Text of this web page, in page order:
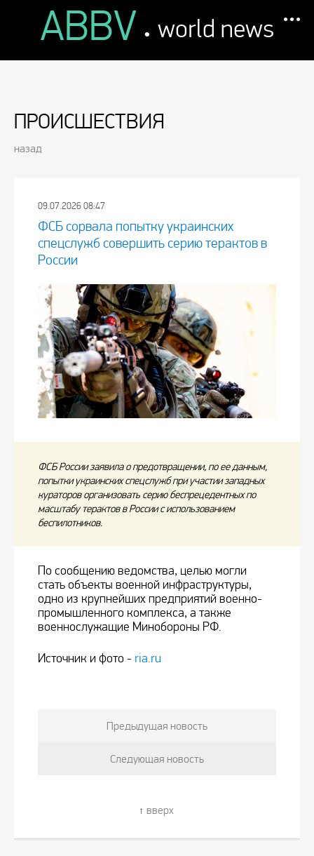
ABBV . world news
ПРОИСШЕСТВИЯ
назад
09.07.2026 08:47
ФСБ сорвала попытку украинских
спецслужб совершить серию терактов в
России
ФСБ России заявила о предотвращении, по ее данным,
попытки украинских спецслужб при участии западных
кураторов организовать серию беспрецедентных по
масштабу терактов в России с использованием
беспилотников.
По сообщению ведомства, целью могли
стать объекты военной инфраструктуры,
одно из крупнейших предприятий военно-
промышленного комплекса, а также
военнослужащие Минобороны РФ.
Источник и фото - ria.ru
Предыдущая новость
Следующая новость
вверх